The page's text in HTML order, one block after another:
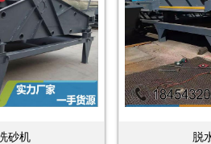
砂机 脱